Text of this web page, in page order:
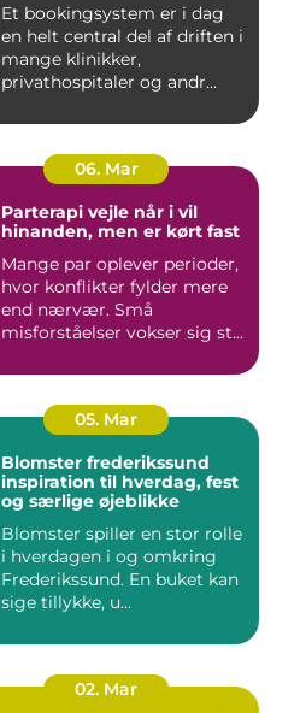
Et bookingsystem er i dag
en helt central del af driften i
mange klinikker,
privathospitaler og andr...
06. Mar
Parterapi vejle når i vil
hinanden, men er kørt fast
Mange par oplever perioder,
hvor konflikter fylder mere
end nærvær. Små
misforståelser vokser sig st...
05. Mar
Blomster frederikssund
inspiration til hverdag, fest
og særlige øjeblikke
Blomster spiller en stor rolle
i hverdagen i og omkring
Frederikssund. En buket kan
sige tillykke, u...
02. Mar